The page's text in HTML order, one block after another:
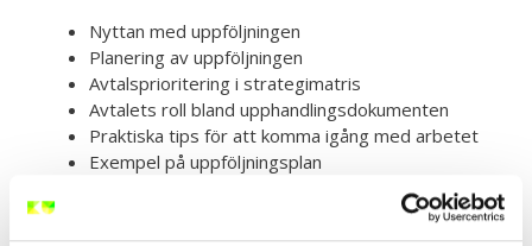
Nyttan med uppföljningen
Planering av uppföljningen
Avtalsprioritering i strategimatris
Avtalets roll bland upphandlingsdokumenten
Praktiska tips för att komma igång med arbetet
Exempel på uppföljningsplan
Dokumentation av arbetet med uppföljningen